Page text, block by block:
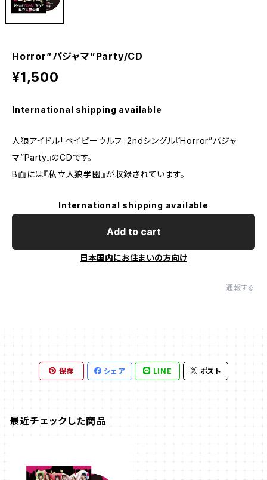
Horror”パジャマ”Party/CD
¥1,500
International shipping available
人狼アイドル「ベイビーウルフ」2ndシングル『Horror”パジャ
マ”Party』のCDです。
B面には『私立人狼学園』が収録されています。
International shipping available
Add to cart
日本国内にお住まいの方向け
通報する
保存 シェア LINE ポスト
最近チェックした商品